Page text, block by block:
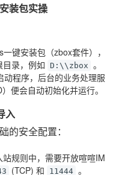
装包实操
键安装包（zbox套件），
录，例如 D:\\zbox 。
动程序，后台的业务处理服
便会自动初始化并运行。
入
的安全配置：
规则中，需要开放喧喧IM
(TCP) 和 11444 。